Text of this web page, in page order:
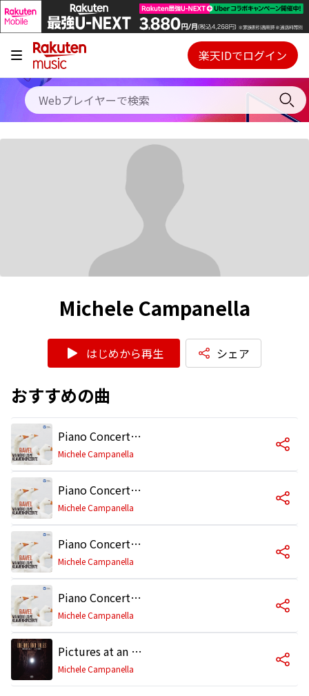
キャンペーン
料金プラン
使い方
Webプレイヤー
ご契約内容の確認・変更
楽天IDでログイン
Michele Campanella
はじめから再生 シェア
おすすめの曲
Piano Concerto in G Major, M. 83: II. Adagio assai
Michele Campanella
Piano Concerto in G Major, M. 83: I. Allegramente
Michele Campanella
Piano Concerto in G Major, M. 83: III. Presto
Michele Campanella
Piano Concerto for the Left Hand in D Major, M. 82
Michele Campanella
Pictures at an Exhibition: Promenade I
Michele Campanella